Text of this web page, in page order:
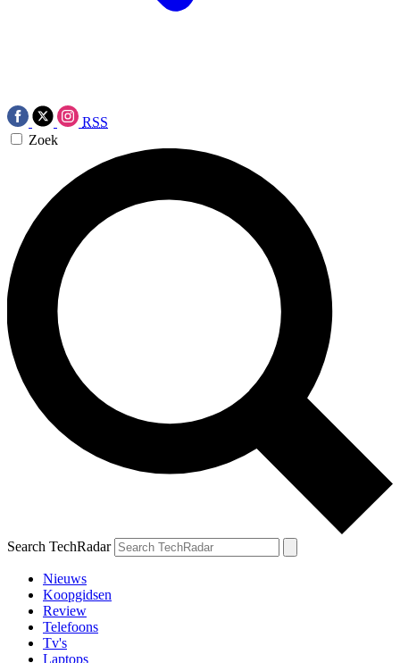
RSS
Zoek
Search TechRadar
Nieuws
Koopgidsen
Review
Telefoons
Tv's
Laptops